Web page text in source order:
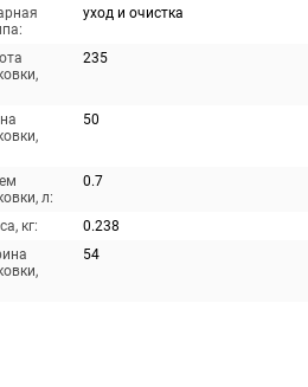
уход и очистка
235
50
л:
0.7
кг:
0.238
54